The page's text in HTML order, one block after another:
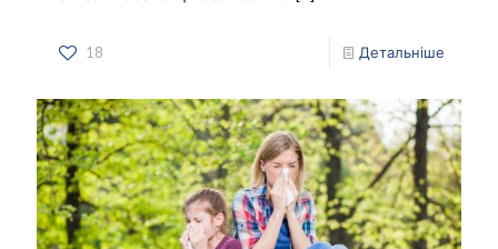
18 Детальніше